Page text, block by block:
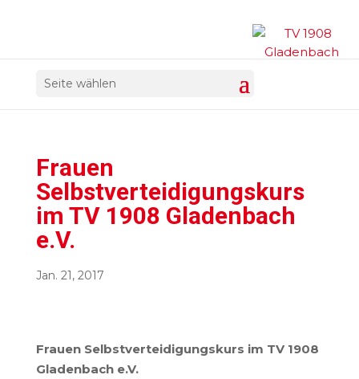
Seite wählen
Frauen
Selbstverteidigungskurs
im TV 1908 Gladenbach
e.V.
Jan. 21, 2017
Frauen Selbstverteidigungskurs im TV 1908
Gladenbach e.V.